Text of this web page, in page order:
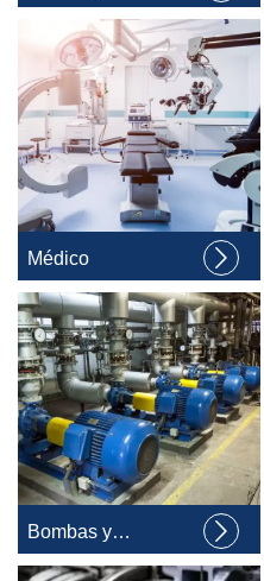
Médico 
Bombas y
compresores
